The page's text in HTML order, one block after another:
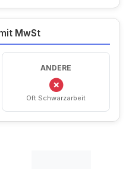
MwSt
ANDERE
Oft Schwarzarbeit